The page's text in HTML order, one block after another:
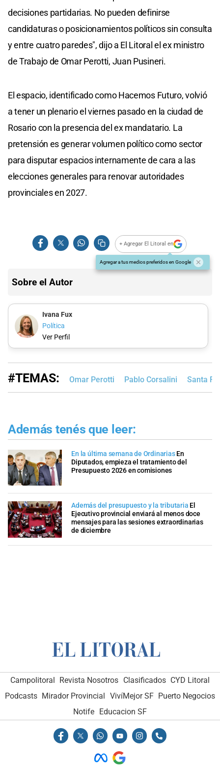
decisiones partidarias. No pueden definirse
candidaturas o posicionamientos políticos sin consulta
y entre cuatro paredes", dijo a El Litoral el ex ministro
de Trabajo de Omar Perotti, Juan Pusineri.
El espacio, identificado como Hacemos Futuro, volvió
a tener un plenario el viernes pasado en la ciudad de
Rosario con la presencia del ex mandatario. La
pretensión es generar volumen político como sector
para disputar espacios internamente de cara a las
elecciones generales para renovar autoridades
provinciales en 2027.
+ Agregar El Litoral en
Agregar a tus medios preferidos en Google
Sobre el Autor
Ivana Fux
Política
Ver Perfil
#TEMAS: Omar Perotti Pablo Corsalini Santa Fe
Además tenés que leer:
En la última semana de Ordinarias En
Diputados, empieza el tratamiento del
Presupuesto 2026 en comisiones
Además del presupuesto y la tributaria El
Ejecutivo provincial enviará al menos doce
mensajes para las sesiones extraordinarias
de diciembre
Campolitoral Revista Nosotros Clasificados CYD Litoral
Podcasts Mirador Provincial VivíMejor SF Puerto Negocios
Notife
Educacion SF